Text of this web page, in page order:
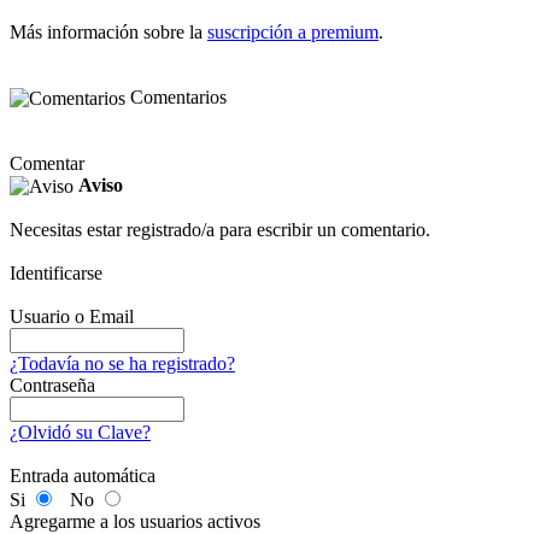
Más información sobre la suscripción a premium.
Comentarios
Comentar
Aviso
Necesitas estar registrado/a para escribir un comentario.
Identificarse
Usuario o Email
¿Todavía no se ha registrado?
Contraseña
¿Olvidó su Clave?
Entrada automática
Si
No
Agregarme a los usuarios activos